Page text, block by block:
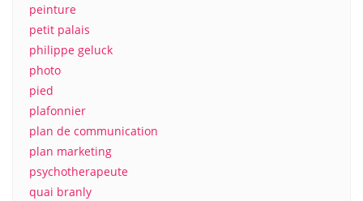
peinture
petit palais
philippe geluck
photo
pied
plafonnier
plan de communication
plan marketing
psychotherapeute
quai branly